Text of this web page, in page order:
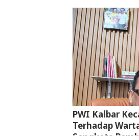
PWI Kalbar
Terhadap
Sengketa